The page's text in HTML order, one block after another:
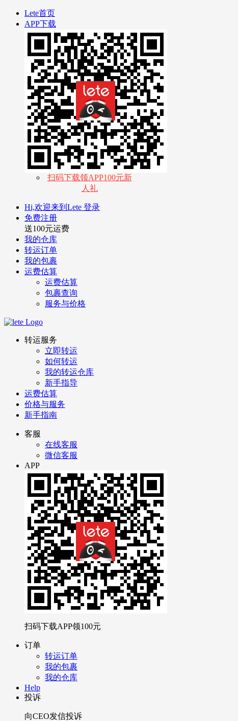
Lete首页
APP下载
扫码下载领APP100元新
人礼
Hi,欢迎来到Lete 登录
免费注册
送100元运费
我的仓库
转运订单
我的包裹
运费估算
运费估算
包裹查询
服务与价格
转运服务
立即转运
如何转运
我的转运仓库
新手指导
运费估算
价格与服务
新手指南
客服
在线客服
微信客服
APP
扫码下载APP领100元
订单
转运订单
我的包裹
我的仓库
Help
投诉
向CEO发信投诉